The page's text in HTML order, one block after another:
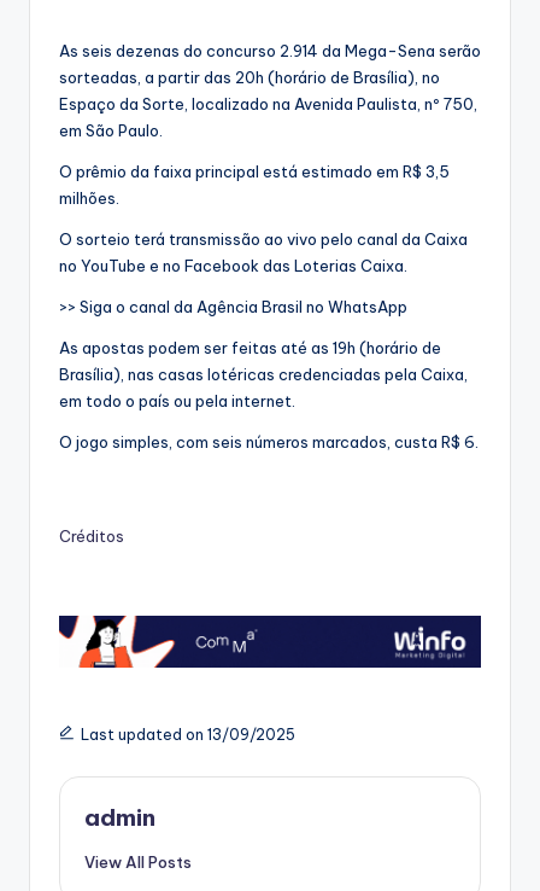
As seis dezenas do concurso 2.914 da Mega-Sena serão
sorteadas, a partir das 20h (horário de Brasília), no
Espaço da Sorte, localizado na Avenida Paulista, nº 750,
em São Paulo.
O prêmio da faixa principal está estimado em R$ 3,5
milhões.
O sorteio terá transmissão ao vivo pelo canal da Caixa
no YouTube e no Facebook das Loterias Caixa.
>> Siga o canal da Agência Brasil no WhatsApp
As apostas podem ser feitas até as 19h (horário de
Brasília), nas casas lotéricas credenciadas pela Caixa,
em todo o país ou pela internet.
O jogo simples, com seis números marcados, custa R$ 6.
Créditos
Last updated on 13/09/2025
admin
View All Posts